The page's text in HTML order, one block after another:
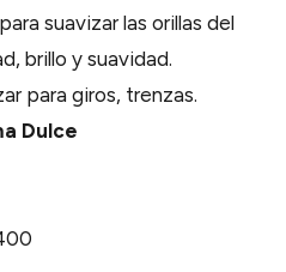
suavizar las orillas del
brillo y suavidad.
para giros, trenzas.
Dulce